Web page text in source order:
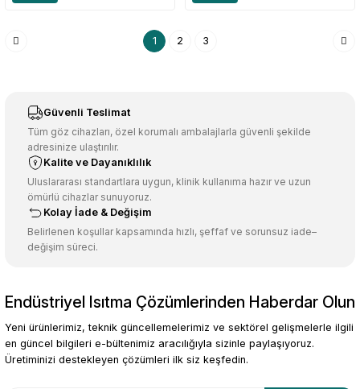
1 2 3
Güvenli Teslimat
Tüm göz cihazları, özel korumalı ambalajlarla güvenli şekilde
adresinize ulaştırılır.
Kalite ve Dayanıklılık
Uluslararası standartlara uygun, klinik kullanıma hazır ve uzun
ömürlü cihazlar sunuyoruz.
Kolay İade & Değişim
Belirlenen koşullar kapsamında hızlı, şeffaf ve sorunsuz iade–
değişim süreci.
Endüstriyel Isıtma Çözümlerinden Haberdar Olun
Yeni ürünlerimiz, teknik güncellemelerimiz ve sektörel gelişmelerle ilgili
en güncel bilgileri e-bültenimiz aracılığıyla sizinle paylaşıyoruz.
Üretiminizi destekleyen çözümleri ilk siz keşfedin.